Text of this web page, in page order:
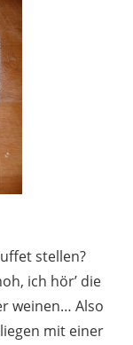
stellen?
ich hör’ die
weinen… Also
mit einer